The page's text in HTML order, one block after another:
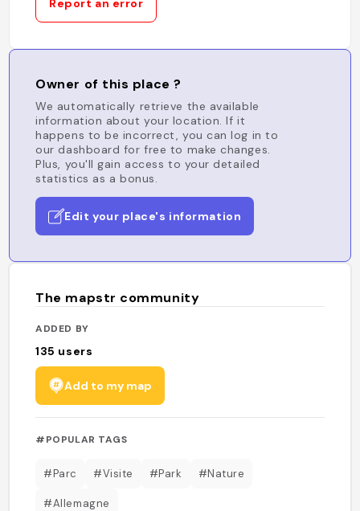
Report an error
Owner of this place ?
We automatically retrieve the available
information about your location. If it
happens to be incorrect, you can log in to
our dashboard for free to make changes.
Plus, you'll gain access to your detailed
statistics as a bonus.
Edit your place's information
The mapstr community
ADDED BY
135 users
Add to my map
#POPULAR TAGS
#Parc #Visite #Park #Nature
#Allemagne